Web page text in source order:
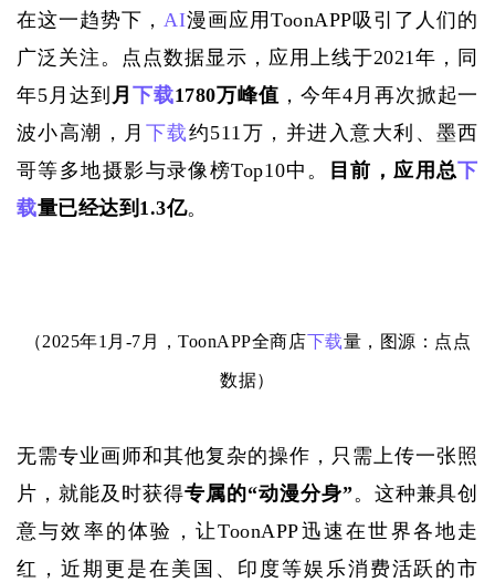
在这一趋势下，AI漫画应用ToonAPP吸引了人们的
广泛关注。点点数据显示，应用上线于2021年，同
年5月达到 月 下载1780万峰值 ，今年4月再次掀起一
波小高潮，月 下载约511万，并进入意大利、墨西
哥等多地摄影与录像榜Top10中。
目前，应用总下
载量已经达到 1.3亿。
（2025年1月-7月，ToonAPP全商店下载量，图源：点点
数据）
无需专业画师和其他复杂的操作，只需上传一张照
片，就能及时获得专属的“动漫分身”。这种兼具创
意与效率的体验，让ToonAPP迅速在世界各地走
红，近期更是在美国、印度等娱乐消费活跃的市